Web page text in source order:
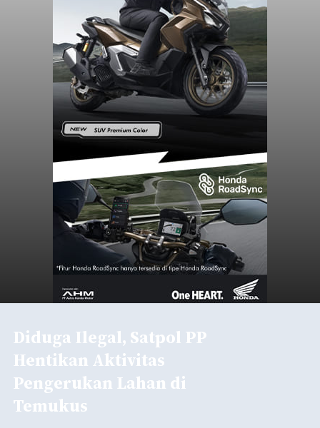
Diduga Ilegal, Satpol PP
Hentikan Aktivitas
Pengerukan Lahan di
Temukus